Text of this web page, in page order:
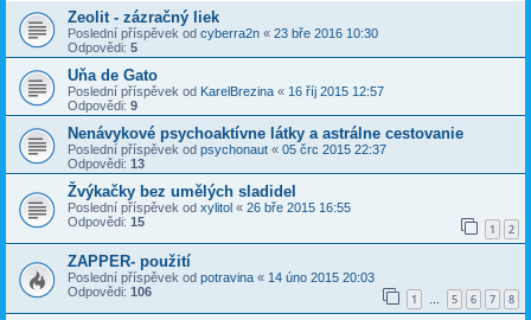
Zeolit - zázračný liek
Poslední příspěvek od cyberra2n « 23 bře 2016 10:30
Odpovědi: 5
Uňa de Gato
Poslední příspěvek od KarelBrezina « 16 říj 2015 12:57
Odpovědi: 9
Nenávykové psychoaktívne látky a astrálne cestovanie
Poslední příspěvek od psychonaut « 05 črc 2015 22:37
Odpovědi: 13
Žvýkačky bez umělých sladidel
Poslední příspěvek od xylitol « 26 bře 2015 16:55
Odpovědi: 15 1 2
ZAPPER- použití
Poslední příspěvek od potravina « 14 úno 2015 20:03
Odpovědi: 106 1 … 5 6 7 8